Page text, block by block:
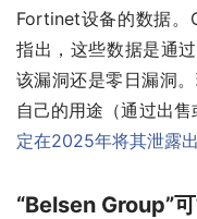
Fortinet设备的数据。
指出，这些数据是通
该漏洞还是零日漏洞
自己的用途（通过出售
定在2025年将其泄露
“Belsen Group”